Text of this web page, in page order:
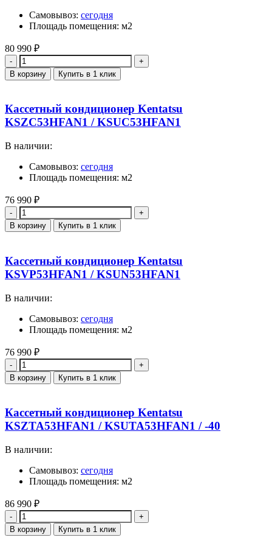
Самовывоз: сегодня
Площадь помещения: м2
80 990 ₽
Количество
В корзину Купить в 1 клик
Кассетный кондиционер Kentatsu
KSZC53HFAN1 / KSUC53HFAN1
В наличии:
Самовывоз: сегодня
Площадь помещения: м2
76 990 ₽
Количество
В корзину Купить в 1 клик
Кассетный кондиционер Kentatsu
KSVP53HFAN1 / KSUN53HFAN1
В наличии:
Самовывоз: сегодня
Площадь помещения: м2
76 990 ₽
Количество
В корзину Купить в 1 клик
Кассетный кондиционер Kentatsu
KSZTA53HFAN1 / KSUTA53HFAN1 / -40
В наличии:
Самовывоз: сегодня
Площадь помещения: м2
86 990 ₽
Количество
В корзину Купить в 1 клик